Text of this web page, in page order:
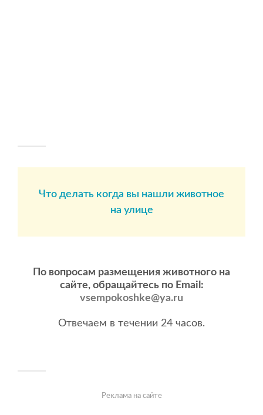
Что делать когда вы нашли животное
на улице
По вопросам размещения животного на
сайте, обращайтесь по Email:
vsempokoshke@ya.ru
Отвечаем в течении 24 часов.
Реклама на сайте